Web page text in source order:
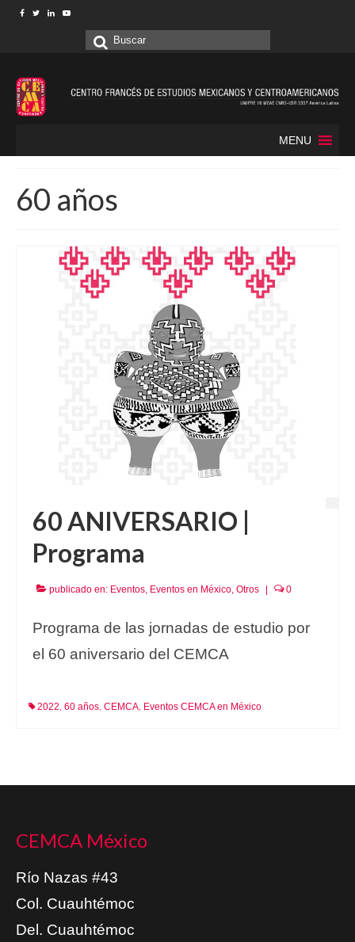
Buscar
MENU
60 años
60 ANIVERSARIO |
Programa
publicado en: Eventos, Eventos en México, Otros 0
Programa de las jornadas de estudio por
el 60 aniversario del CEMCA
2022, 60 años, CEMCA, Eventos CEMCA en México
CEMCA México
Río Nazas #43
Col. Cuauhtémoc
Del. Cuauhtémoc